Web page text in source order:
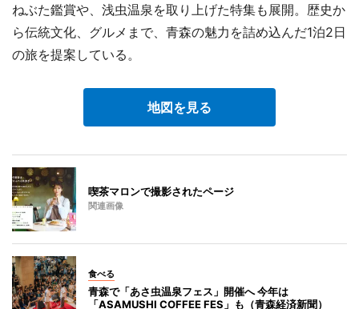
ねぶた鑑賞や、浅虫温泉を取り上げた特集も展開。歴史か
ら伝統文化、グルメまで、青森の魅力を詰め込んだ1泊2日
の旅を提案している。
地図を見る
喫茶マロンで撮影されたページ
関連画像
食べる
青森で「あさ虫温泉フェス」開催へ 今年は
「ASAMUSHI COFFEE FES」も（青森経済新聞）